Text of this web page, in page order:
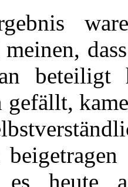
beteiligt
gefällt,
heute